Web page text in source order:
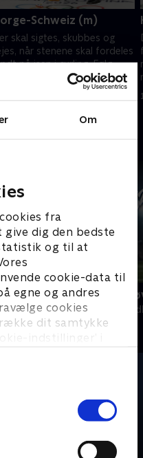
Om
fra
dig den bedste
og til at
cookie-data til
egne og andres
cookies
dit samtykke
indstillinger’ i
Schweiz (m)
skal sigtes, skubbes og
når stenene skal fordeles
på isen i curling. Følg
i curling til vinter-OL her.
Prytz på
Amerikansk